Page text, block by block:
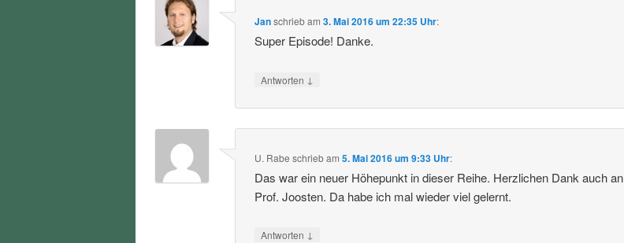
Janschriebam3. Mai 2016 um 22:35 Uhr:
Super Episode! Danke.
Antworten ↓
U. Rabe schriebam5. Mai 2016 um 9:33 Uhr:
Das war ein neuer Höhepunkt in dieser Reihe. Herzlichen Dank auch an
Prof. Joosten. Da habe ich mal wieder viel gelernt.
Antworten ↓